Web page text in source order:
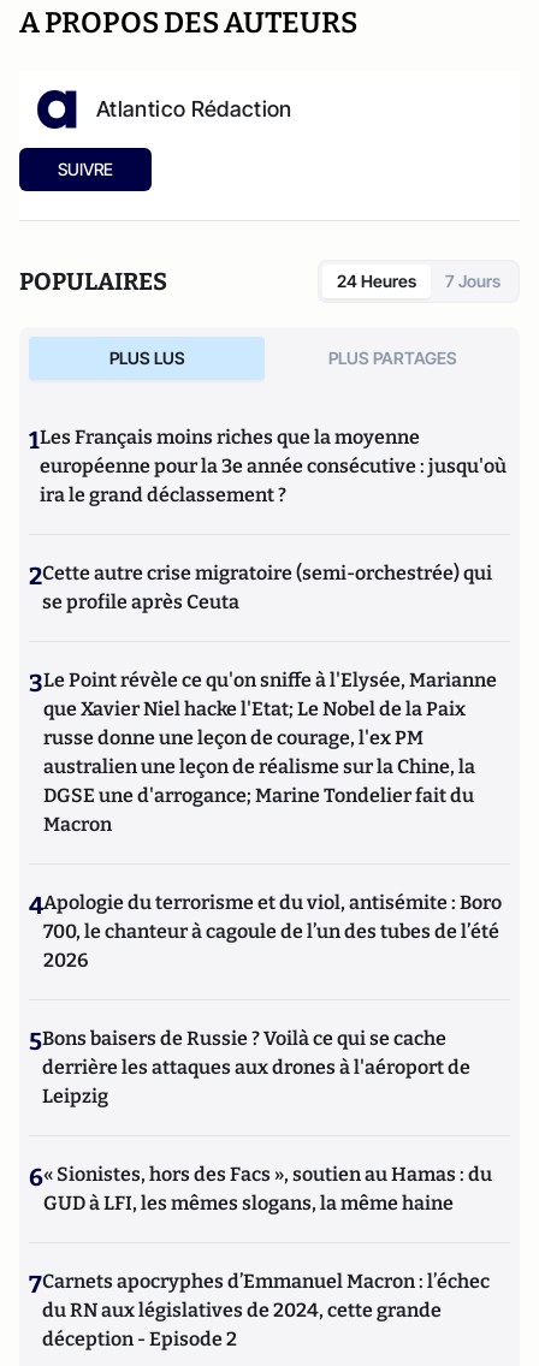
A PROPOS DES AUTEURS
Atlantico Rédaction
SUIVRE
POPULAIRES 24 Heures 7 Jours
PLUS LUS PLUS PARTAGES
1Les Français moins riches que la moyenne
européenne pour la 3e année consécutive : jusqu'où
ira le grand déclassement ?
2Cette autre crise migratoire (semi-orchestrée) qui
se profile après Ceuta
3Le Point révèle ce qu'on sniffe à l'Elysée, Marianne
que Xavier Niel hacke l'Etat; Le Nobel de la Paix
russe donne une leçon de courage, l'ex PM
australien une leçon de réalisme sur la Chine, la
DGSE une d'arrogance; Marine Tondelier fait du
Macron
4Apologie du terrorisme et du viol, antisémite : Boro
700, le chanteur à cagoule de l’un des tubes de l’été
2026
5Bons baisers de Russie ? Voilà ce qui se cache
derrière les attaques aux drones à l'aéroport de
Leipzig
6« Sionistes, hors des Facs », soutien au Hamas : du
GUD à LFI, les mêmes slogans, la même haine
7Carnets apocryphes d’Emmanuel Macron : l’échec
du RN aux législatives de 2024, cette grande
déception - Episode 2